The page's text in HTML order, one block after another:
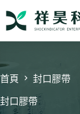
內
容
首頁 封口膠帶
封口膠帶